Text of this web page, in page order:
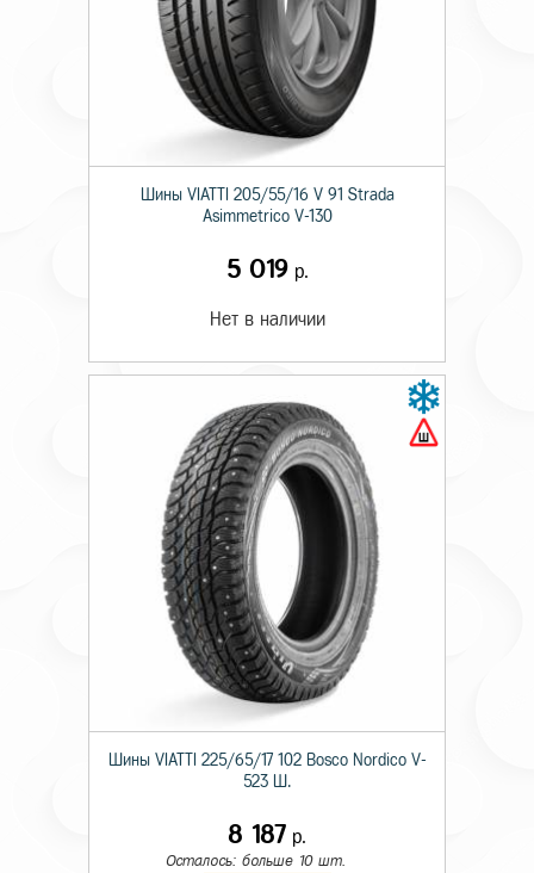
Шины VIATTI 205/55/16 V 91 Strada
Asimmetriсo V-130
5 019р.
Нет в наличии
Шины VIATTI 225/65/17 102 Bosco Nordico V-
523 Ш.
8 187 р.
Осталось: больше 10 шт.